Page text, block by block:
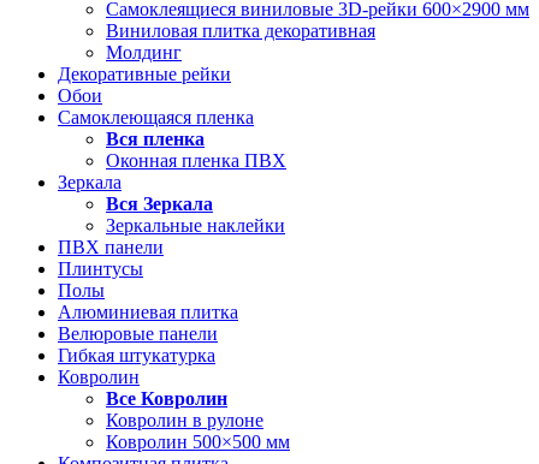
Самоклеящиеся виниловые 3D‑рейки 600×2900 мм
Виниловая плитка декоративная
Молдинг
Декоративные рейки
Обои
Самоклеющаяся пленка
Вся пленка
Оконная пленка ПВХ
Зеркала
Вся Зеркала
Зеркальные наклейки
ПВХ панели
Плинтусы
Полы
Алюминиевая плитка
Велюровые панели
Гибкая штукатурка
Ковролин
Все Ковролин
Ковролин в рулоне
Ковролин 500×500 мм